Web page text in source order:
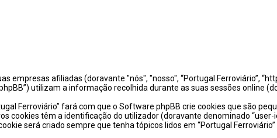
empresas afiliadas (doravante "nós", "nosso", “Portugal Ferroviário”,
utilizam a informação recolhida durante as suas sessões online
Ferroviário” fará com que o Software phpBB crie cookies que são
cookies têm a identificação do utilizador (doravante denominado
será criado sempre que tenha tópicos lidos em “Portugal